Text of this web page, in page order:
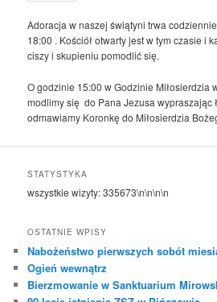
Adoracja w naszej świątyni trwa
18:00 . Kościół otwarty jest w tym czasie i
ciszy i skupieniu pomodlić się.
O godzinie 15:00 w Godzinie Miłosierdzia
modlimy się do Pana Jezusa wypraszając
odmawiamy Koronkę do Miłosierdzia
STATYSTYKA
wszystkie wizyty:335673\n\n\n\n
OSTATNIE WPISY
Nabożeństwo pierwszych sobót
Ogień wewnątrz
Bierzmowanie w Sanktuarium